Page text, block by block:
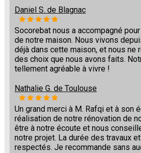
Daniel S. de Blagnac
Socorebat nous a accompagné
de notre maison. Nous vivons
déjà dans cette maison, et nous ne
des choix que nous avons faits.
tellement agréable à vivre !
Nathalie G. de Toulouse
Un grand merci à M. Rafqi et à son
réalisation de notre rénovation de
être à notre écoute et nous
notre projet. La durée des travaux
respectés. Je recommande sans